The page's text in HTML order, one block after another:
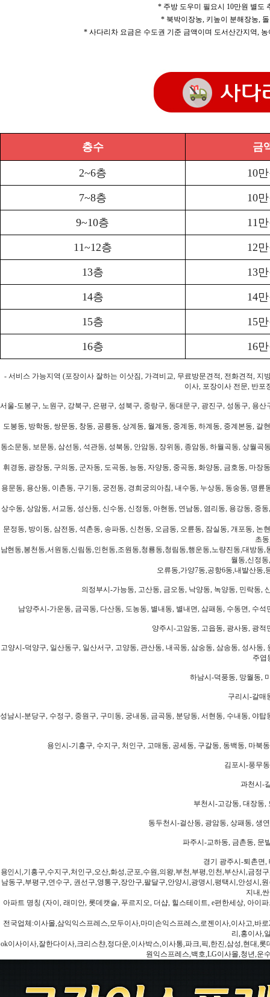
* 주방 도우미 필요시 10만원 별도
* 북박이장농, 키높이 분해장농,
* 사다리차 요금은 수도권 기준 금액이며 도서산간지역,
층수 금
2~6층 10
7~8층 10
9~10층 11
11~12층 12
13층 13
14층 14
15층 15
16층 16
- 서비스 가능지역 (포장이사 잘하는 이삿짐, 가격비교, 무료방문견적, 전화견적,
이사, 포장이사 전문, 반포
서울-도봉구, 노원구, 강북구, 은평구, 성북구, 중랑구, 동대문구, 광진구, 성동구, 용
도봉동, 방학동, 쌍문동, 창동, 공릉동, 상계동, 월계동, 중계동, 하계동, 중계본동,
동소문동, 보문동, 삼선동, 석관동, 성북동, 안암동, 장위동, 종암동, 하월곡동, 상월
휘경동, 광장동, 구의동, 군자동, 도곡동, 능동, 자양동, 중곡동, 화양동, 금호동, 마
용문동, 용산동, 이촌동, 구기동, 궁전동, 경희궁의아침, 내수동, 누상동, 동숭동, 명
상수동, 상암동, 서교동, 성산동, 신수동, 신정동, 아현동, 연남동, 염리동, 용강동, 중
문정동, 방이동, 삼전동, 석촌동, 송파동, 신천동, 오금동, 오륜동, 잠실동, 개포동,
초
남현동,봉천동,서원동,신림동,인헌동,조원동,청룡동,청림동,행운동,노량진동,대방
월동,신정
오류동,가양7동,공항6동,내발산동,
의정부시-가능동, 고산동, 금오동, 낙양동, 녹양동, 민락동,
남양주시-가운동, 금곡동, 다산동, 도농동, 별내동, 별내면, 삼패동, 수동면, 수
양주시-고암동, 고읍동, 광사동, 광
고양시-덕양구, 일산동구, 일산서구, 고양동, 관산동, 내곡동, 삼숭동, 삼송동, 성사
주엽
하남시-덕풍동, 망월동,
구리시-갈매
성남시-분당구, 수정구, 중원구, 구미동, 궁내동, 금곡동, 분당동, 서현동, 수내동, 야
용인시-기흥구, 수지구, 처인구, 고매동, 공세동, 구갈동, 동백동, 마북
김포시-풍무
과천시-
부천시-고강동, 대장동,
동두천시-걸산동, 광암동, 상패동, 생
파주시-교하동, 금촌동, 문
경기 광주시-퇴촌면,
용인시,기흥구,수지구,처인구,오산,화성,군포,수원,의왕,부천,부평,인천,부산시,금
남동구,부평구,연수구, 권선구,영통구,장안구,팔달구,안양시,광명시,평택시,안성시,
지내,
아파트 명칭 (자이, 래미안, 롯데캣슬, 푸르지오, 더샵, 힐스테이트, e편한세상, 아이
전국업체:이사몰,삼익익스프레스,모두이사,마미손익스프레스,로젠이사,이사고,바
리,홍이사,
ok이사이사,잘한다이사,크리스챤,정다운,이사박스,이사통,파크,픽,한진,삼성,현대,
원익스프레스,백호,LG이사몰,청년,운